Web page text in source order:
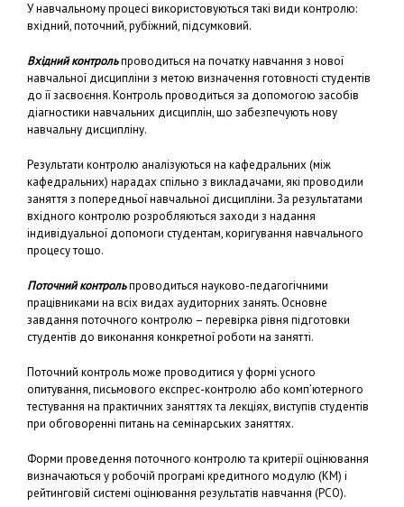
У навчальному процесі використовуються такі види контролю:
вхідний, поточний, рубіжний, підсумковий.
Вхідний контрольпроводиться на початку навчання з нової
навчальної дисципліни з метою визначення готовності студентів
до її засвоєння. Контроль проводиться за допомогою засобів
діагностики навчальних дисциплін, що забезпечують нову
навчальну дисципліну.
Результати контролю аналізуються на кафедральних (між
кафедральних) нарадах спільно з викладачами, які проводили
заняття з попередньої навчальної дисципліни. За результатами
вхідного контролю розробляються заходи з надання
індивідуальної допомоги студентам, коригування навчального
процесу тощо.
Поточний контрольпроводиться науково-педагогічними
працівниками на всіх видах аудиторних занять. Основне
завдання поточного контролю – перевірка рівня підготовки
студентів до виконання конкретної роботи на занятті.
Поточний контроль може проводитися у формі усного
опитування, письмового експрес-контролю або комп’ютерного
тестування на практичних заняттях та лекціях, виступів студентів
при обговоренні питань на семінарських заняттях.
Форми проведення поточного контролю та критерії оцінювання
визначаються у робочій програмі кредитного модулю (КМ) і
рейтинговій системі оцінювання результатів навчання (РСО).